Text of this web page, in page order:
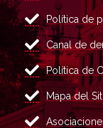
Política de
Canal de
Política de
Mapa del